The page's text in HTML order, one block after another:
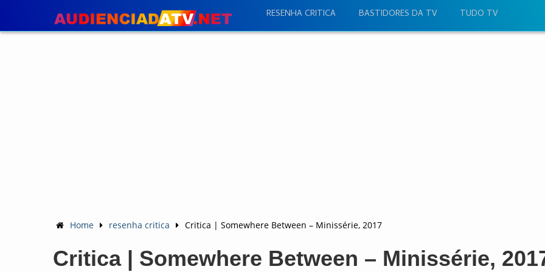
RESENHA CRITICA BASTIDORES DA TV TUDO TV
Home resenha critica Critica | Somewhere Between – Minissérie, 2017
Critica | Somewhere Between – Minissérie,